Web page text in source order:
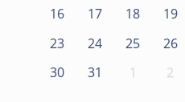
16
17 18 19
23
24 25 26
30
31 1 2